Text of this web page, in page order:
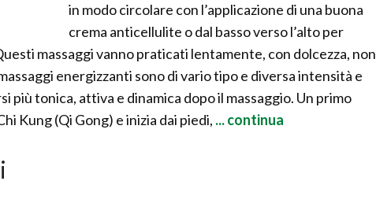
in modo circolare con l’applicazione di una buona
crema anticellulite o dal basso verso l’alto per
massaggi vanno praticati lentamente, con dolcezza, non
energizzanti sono di vario tipo e diversa intensità e
più tonica, attiva e dinamica dopo il massaggio. Un primo
Kung (Qi Gong) e inizia dai piedi, ... continua